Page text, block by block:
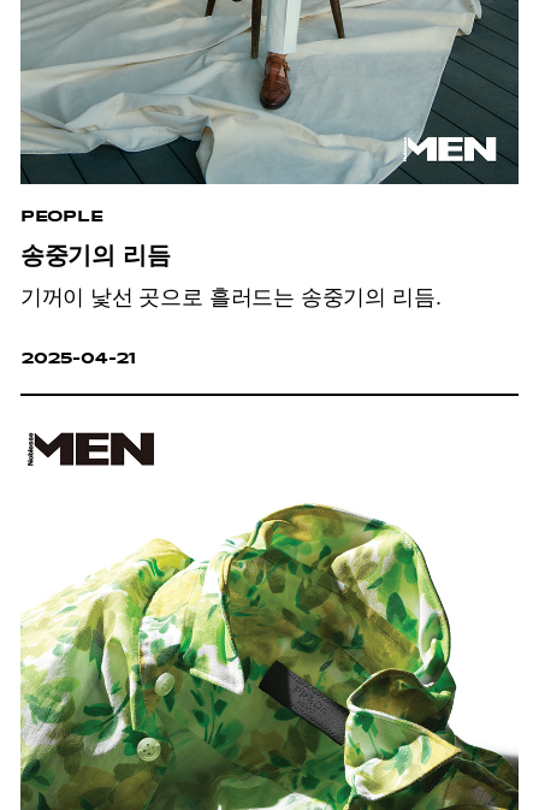
PEOPLE
송중기의 리듬
기꺼이 낯선 곳으로 흘러드는 송중기의 리듬.
2025-04-21